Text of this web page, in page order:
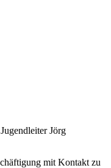
Jörg
mit Kontakt zu